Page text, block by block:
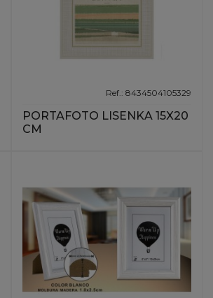
Ref.: 8434504105329
PORTAFOTO LISENKA 15X20
CM